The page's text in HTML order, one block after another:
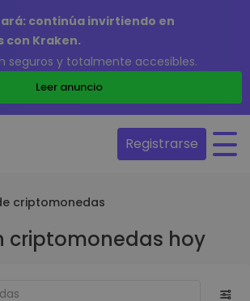
continúa invirtiendo en
Kraken.
seguros y totalmente accesibles.
Leer anuncio
Registrarse
criptomonedas
criptomonedas hoy